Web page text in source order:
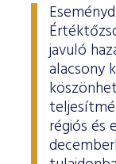
javuló
alacsony
régiós és